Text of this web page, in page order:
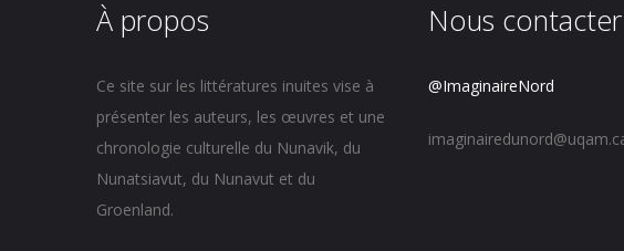
À propos
Ce site sur les littératures inuites vise à
présenter les auteurs, les œuvres et une
chronologie culturelle du Nunavik, du
Nunatsiavut, du Nunavut et du
Groenland.
Nous contacter
@ImaginaireNord